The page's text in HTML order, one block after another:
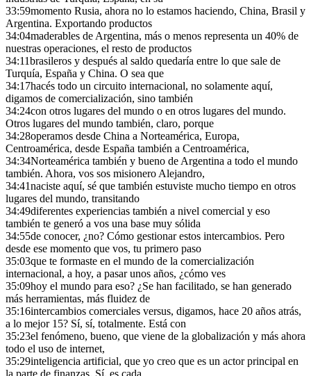
33:59momento Rusia, ahora no lo estamos haciendo, China, Brasil y
Argentina. Exportando productos
34:04maderables de Argentina, más o menos representa un 40% de
nuestras operaciones, el resto de productos
34:11brasileros y después al saldo quedaría entre lo que sale de
Turquía, España y China. O sea que
34:17hacés todo un circuito internacional, no solamente aquí,
digamos de comercialización, sino también
34:24con otros lugares del mundo o en otros lugares del mundo.
Otros lugares del mundo también, claro, porque
34:28operamos desde China a Norteamérica, Europa,
Centroamérica, desde España también a Centroamérica,
34:34Norteamérica también y bueno de Argentina a todo el mundo
también. Ahora, vos sos misionero Alejandro,
34:41naciste aquí, sé que también estuviste mucho tiempo en otros
lugares del mundo, transitando
34:49diferentes experiencias también a nivel comercial y eso
también te generó a vos una base muy sólida
34:55de conocer, ¿no? Cómo gestionar estos intercambios. Pero
desde ese momento que vos, tu primero paso
35:03que te formaste en el mundo de la comercialización
internacional, a hoy, a pasar unos años, ¿cómo ves
35:09hoy el mundo para eso? ¿Se han facilitado, se han generado
más herramientas, más fluidez de
35:16intercambios comerciales versus, digamos, hace 20 años atrás,
a lo mejor 15? Sí, sí, totalmente. Está con
35:23el fenómeno, bueno, que viene de la globalización y más ahora
todo el uso de internet,
35:29inteligencia artificial, que yo creo que es un actor principal en